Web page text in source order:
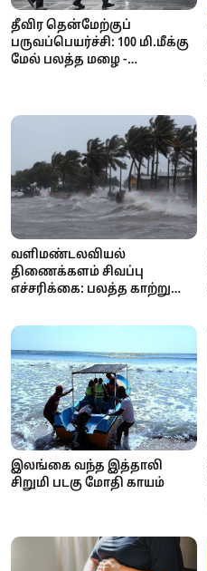
தீவிர தென்மேற்குப்
பருவப்பெயர்ச்சி: 100 மி.மீக்கு
மேல் பலத்த மழை -
வளிமண்டலவியல்
திணைக்களம் சிவப்பு
எச்சரிக்கை: பலத்த காற்று
- மீனவர்களுக்கு முக்கிய
இலங்கை வந்த இத்தாலி
சிறுமி படகு மோதி காயம்